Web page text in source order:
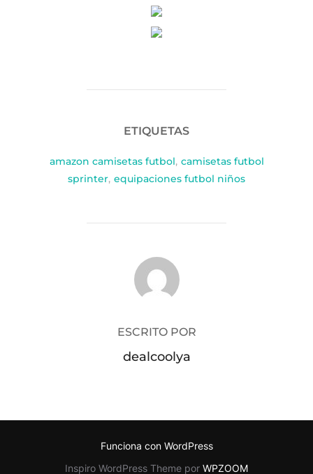
ETIQUETAS
amazon camisetas futbol, camisetas futbol
sprinter, equipaciones futbol niños
AUTOR DE LA PUBLICACIÓN
ESCRITO POR
dealcoolya
Funciona con WordPress
Inspiro WordPress Theme por WPZOOM